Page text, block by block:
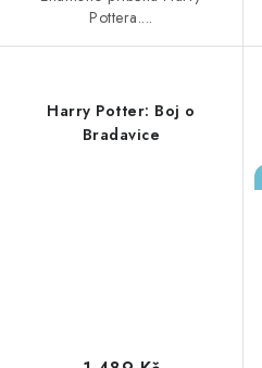
Pottera....
Harry Potter: Boj o
Bradavice